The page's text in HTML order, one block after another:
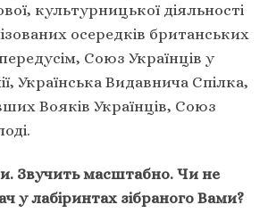
культурницької діяльності
осередків британських
Союз Українців у
Українська Видавнича Спілка,
Вояків Українців, Союз
Звучить масштабно. Чи не
у лабіринтах зібраного Вами?